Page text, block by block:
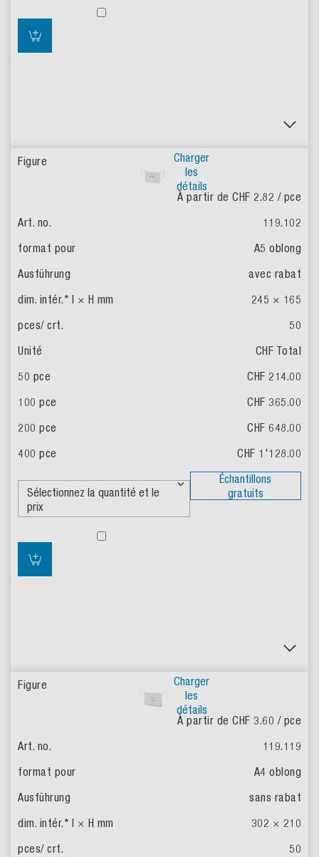
Charger
les
détails
À partir de CHF 2.82 / pce
119.102
A5 oblong
avec rabat
245 × 165
50
CHF Total
CHF 214.00
CHF 365.00
CHF 648.00
CHF 1'128.00
Échantillons
gratuits
Charger
les
détails
À partir de CHF 3.60 / pce
119.119
A4 oblong
sans rabat
302 × 210
50